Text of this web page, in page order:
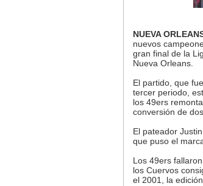
NUEVA
nuevos
gran final de la
Nueva Orleans.
El partido, que
tercer periodo,
los 49ers
conversión de
El pateador
que puso el
Los 49ers
los Cuervos
el 2001, la edición